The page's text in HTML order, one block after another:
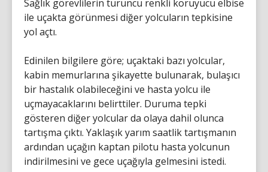
Sağlık görevlilerin turuncu renkli koruyucu elbise
ile uçakta görünmesi diğer yolcuların tepkisine
yol açtı.
Edinilen bilgilere göre; uçaktaki bazı yolcular,
kabin memurlarına şikayette bulunarak, bulaşıcı
bir hastalık olabileceğini ve hasta yolcu ile
uçmayacaklarını belirttiler. Duruma tepki
gösteren diğer yolcular da olaya dahil olunca
tartışma çıktı. Yaklaşık yarım saatlik tartışmanın
ardından uçağın kaptan pilotu hasta yolcunun
indirilmesini ve gece uçağıyla gelmesini istedi.